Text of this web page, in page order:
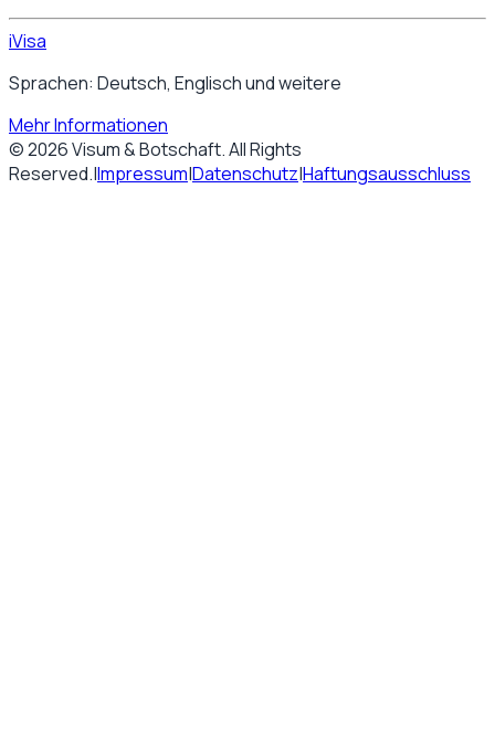
iVisa
Sprachen: Deutsch, Englisch und weitere
Mehr Informationen
©2026Visum & Botschaft. All Rights
Reserved.|Impressum|Datenschutz|Haftungsausschluss